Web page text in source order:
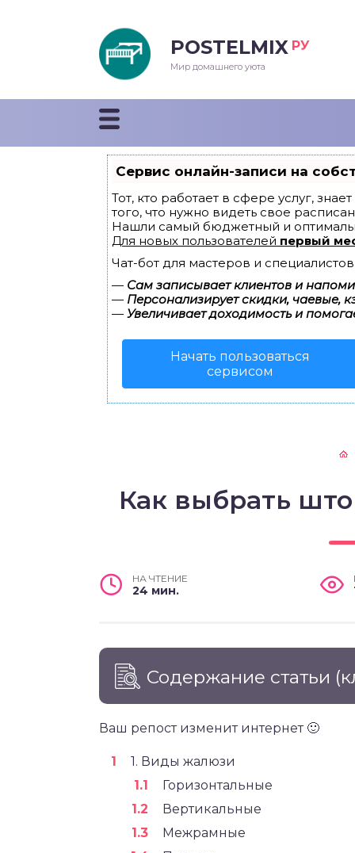
POSTELMIX РУ
Мир домашнего уюта
Сервис онлайн-записи на
Тот, кто работает в сфере услуг,
того, что нужно видеть свое
Нашли самый бюджетный и
Для новых пользователей первый
Чат-бот для мастеров и
— Сам записывает клиентов и
— Персонализирует скидки, чаевые,
— Увеличивает доходимость и
Начать пользоваться
сервисом
Как выбрать
НА ЧТЕНИЕ
24 мин.
Содержание статьи
Ваш репост изменит интернет 🙂
1. Виды жалюзи
Горизонтальные
Вертикальные
Межрамные